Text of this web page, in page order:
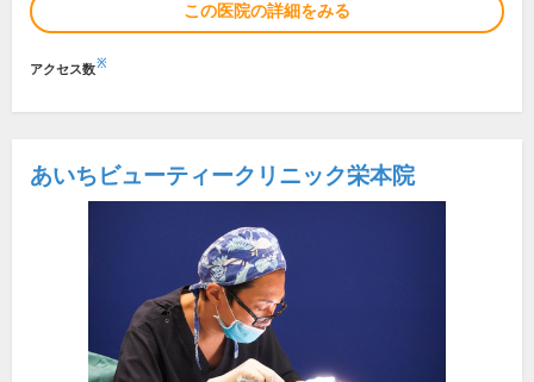
この医院の詳細をみる
アクセス数※
あいちビューティークリニック栄本院